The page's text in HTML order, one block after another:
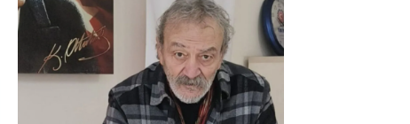
TAŞTI!
ÇEKEN ZİYARET!